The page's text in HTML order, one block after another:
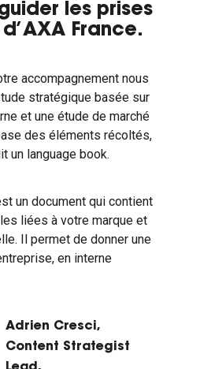
les prises
France.
accompagnement nous
stratégique basée sur
et une étude de marché
des éléments récoltés,
un language book.
un document qui contient
liées à votre marque et
Il permet de donner une
en interne
Adrien Cresci,
Content Strategist